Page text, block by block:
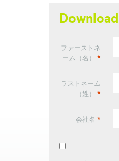
ファーストネ
ーム（名）*
ラストネーム
（姓）*
会社名*